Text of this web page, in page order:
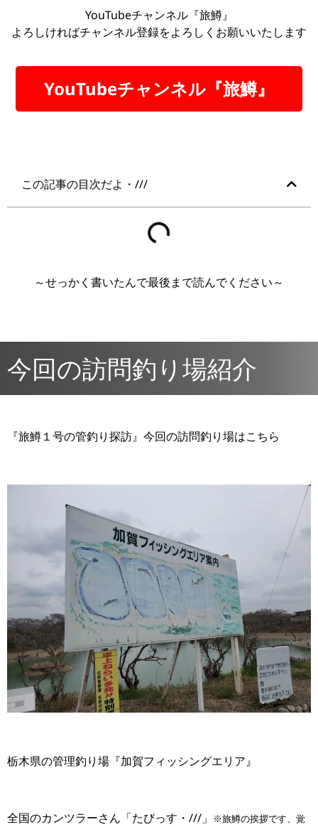
YouTubeチャンネル『旅鱒』
よろしければチャンネル登録をよろしくお願いいたします
YouTubeチャンネル『旅鱒』
この記事の目次だよ・///
～せっかく書いたんで最後まで読んでください～
今回の訪問釣り場紹介
『旅鱒１号の管釣り探訪』今回の訪問釣り場はこちら
栃木県の管理釣り場『加賀フィッシングエリア』
全国のカンツラーさん「たびっす・///」
※旅鱒の挨拶です、覚